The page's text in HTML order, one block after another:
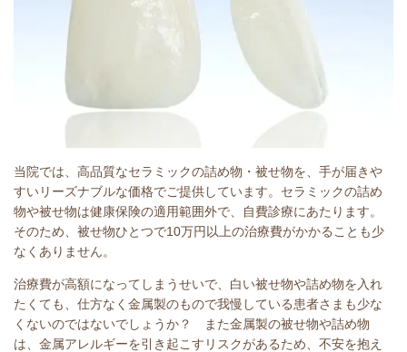
当院では、高品質なセラミックの詰め物・被せ物を、手が届きや
すいリーズナブルな価格でご提供しています。セラミックの詰め
物や被せ物は健康保険の適用範囲外で、自費診療にあたります。
そのため、被せ物ひとつで10万円以上の治療費がかかることも少
なくありません。
治療費が高額になってしまうせいで、白い被せ物や詰め物を入れ
たくても、仕方なく金属製のもので我慢している患者さまも少な
くないのではないでしょうか？ また金属製の被せ物や詰め物
は、金属アレルギーを引き起こすリスクがあるため、不安を抱え